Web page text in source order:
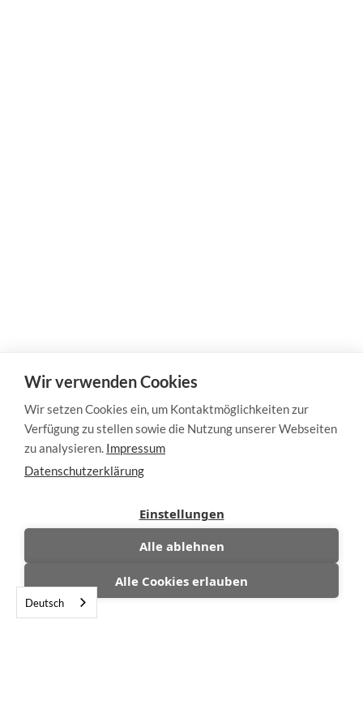
Deutsch
Wir verwenden Cookies
Wir setzen Cookies ein, um Kontaktmöglichkeiten zur
Verfügung zu stellen sowie die Nutzung unserer Webseiten
zu analysieren. Impressum
Datenschutzerklärung
Einstellungen
Alle ablehnen
Alle Cookies erlauben